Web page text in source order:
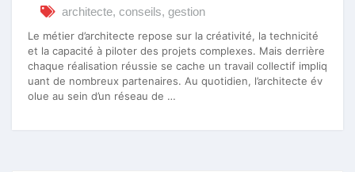
architecte, conseils, gestion
Le métier d’architecte repose sur la créativité, la technicité
et la capacité à piloter des projets complexes. Mais derrière
chaque réalisation réussie se cache un travail collectif impliq
uant de nombreux partenaires. Au quotidien, l’architecte év
olue au sein d’un réseau de …